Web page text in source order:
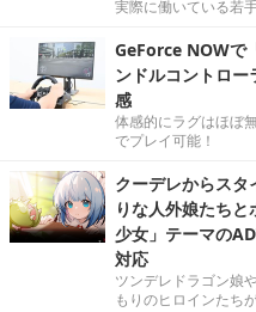
実際に働いている若
GeForce NOWで
ンドルコントロ
感
体感的にラグはほぼ
でプレイ可能！
クーデレからス
りな人外娘たち
少女」テーマの
対応
ツンデレドラゴン娘
もりのヒロインたち